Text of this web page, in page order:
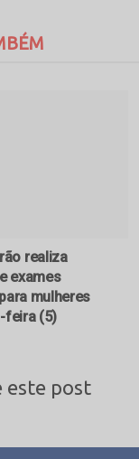
realiza
exames
mulheres
feira (5)
este post